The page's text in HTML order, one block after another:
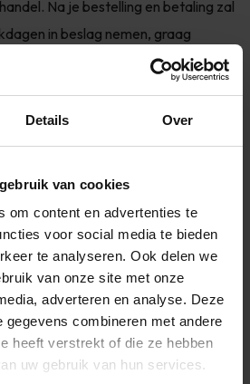
Details Over
van cookies
om content en advertenties te
voor social media te bieden
te analyseren. Ook delen we
van onze site met onze
adverteren en analyse. Deze
gegevens combineren met andere
heeft verstrekt of die ze hebben
uw gebruik van hun services.
Na je bestelling en betaling zal
in beslag nemen, graag
rekening te houden. Prachtige
47013
595771